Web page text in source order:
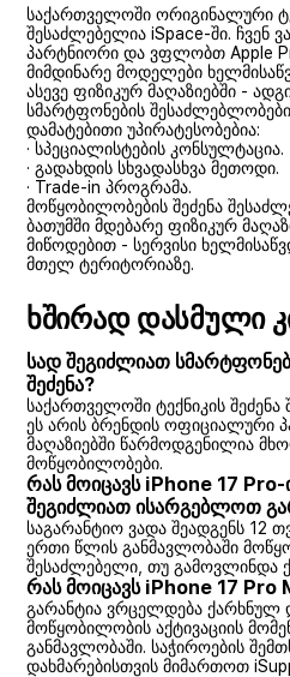
საქართველოში ორიგინალური
შესაძლებელია iSpace-ში. ჩვენ
პარტნიორი და ვფლობთ Apple
მიმდინარე მოდელები
ასევე ფიზიკურ მაღაზიებში -
სმარტფონების
დამატებითი უპირატესობებია:
· სპეციალისტების კონსულტაცია.
· გადახდის სხვადასხვა მეთოდი.
· Trade-in პროგრამა.
მოწყობილობების შეძენა
ბათუმში მდებარე ფიზიკურ
მიწოდებით - სერვისი
მთელ ტერიტორიაზე.
ხშირად დასმული
სად შეგიძლიათ
შეძენა?
საქართველოში ტექნიკის
ეს არის ბრენდის ოფიციალური
მაღაზიებში წარმოდგენილია
მოწყობილობები.
რას მოიცავს iPhone 17
შეგიძლიათ ისარგებლოთ
საგარანტიო ვადა შეადგენს 12
ერთი წლის განმავლობაში
შესაძლებელი, თუ გამოვლინდა
რას მოიცავს iPhone 17 Pro
გარანტია ვრცელდება ქარხნულ
მოწყობილობის აქტივაციის
განმავლობაში. საჭიროების
დახმარებისთვის მიმართოთ